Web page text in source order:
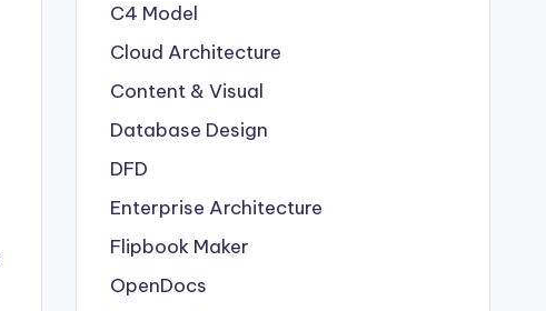
C4 Model
Cloud Architecture
Content & Visual
Database Design
DFD
Enterprise Architecture
Flipbook Maker
OpenDocs